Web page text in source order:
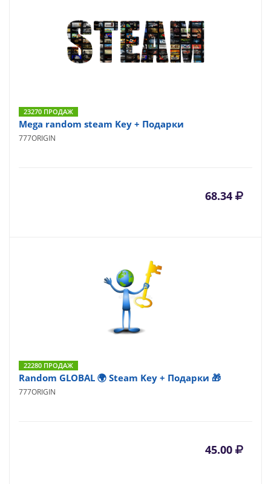
23270 ПРОДАЖ
Mega random steam Key + Подарки
777ORIGIN
68.34
22280 ПРОДАЖ
Random GLOBAL 🌍 Steam Key + Подарки 🎁
777ORIGIN
45.00